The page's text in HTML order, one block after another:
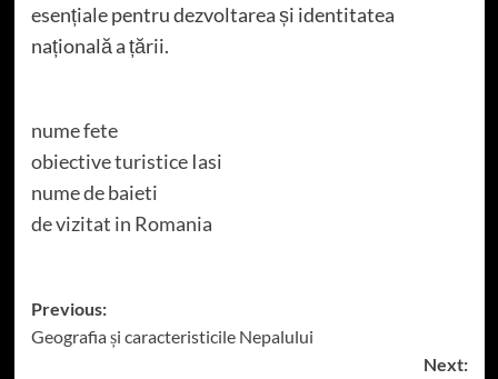
esențiale pentru dezvoltarea și identitatea
națională a țării.
nume fete
obiective turistice Iasi
nume de baieti
de vizitat in Romania
Post
navigation
Previous:
Geografia și caracteristicile Nepalului
Next: